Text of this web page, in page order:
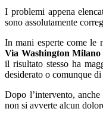
I problemi appena
sono assolutamente
In mani esperte come le
Via Washington Milano
il risultato stesso ha
desiderato o comunque
Dopo l’intervento,
non si avverte alcun